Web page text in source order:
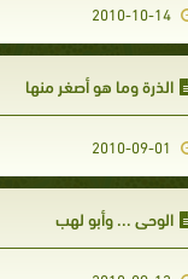
2010-10-14
الذرة وما هو أصغر منها
الوحى ... وأبو لهب